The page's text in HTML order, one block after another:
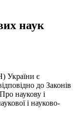
наук
України є
до Законів
наукову і
і науково-